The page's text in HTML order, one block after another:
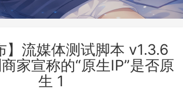
】流媒体测试脚本 v1.3.6
家宣称的“原生IP”是否原
生 1